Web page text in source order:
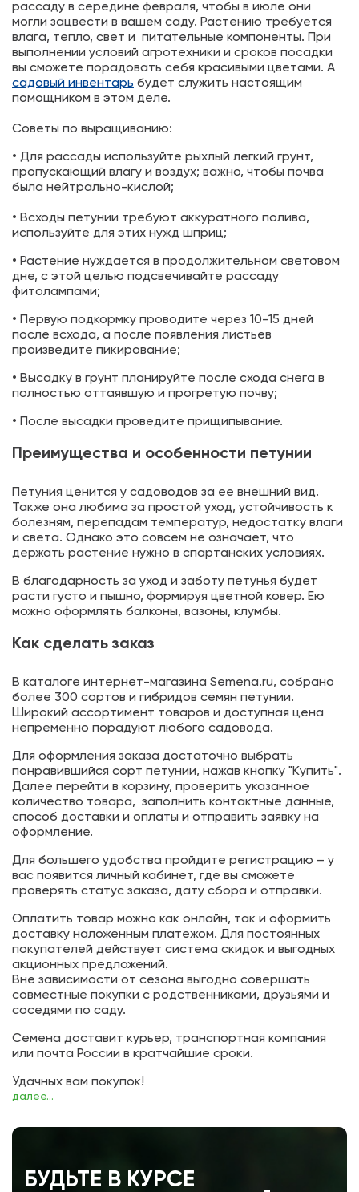
рассаду в середине февраля, чтобы в июле они
могли зацвести в вашем саду. Растению требуется
влага, тепло, свет и питательные компоненты. При
выполнении условий агротехники и сроков посадки
вы сможете порадовать себя красивыми цветами. А
садовый инвентарь будет служить настоящим
помощником в этом деле.
Советы по выращиванию:
• Для рассады используйте рыхлый легкий грунт,
пропускающий влагу и воздух; важно, чтобы почва
была нейтрально-кислой;
• Всходы петунии требуют аккуратного полива,
используйте для этих нужд шприц;
• Растение нуждается в продолжительном световом
дне, с этой целью подсвечивайте рассаду
фитолампами;
• Первую подкормку проводите через 10-15 дней
после всхода, а после появления листьев
произведите пикирование;
• Высадку в грунт планируйте после схода снега в
полностью оттаявшую и прогретую почву;
• После высадки проведите прищипывание.
Преимущества и особенности петунии
Петуния ценится у садоводов за ее внешний вид.
Также она любима за простой уход, устойчивость к
болезням, перепадам температур, недостатку влаги
и света. Однако это совсем не означает, что
держать растение нужно в спартанских условиях.
В благодарность за уход и заботу петунья будет
расти густо и пышно, формируя цветной ковер. Ею
можно оформлять балконы, вазоны, клумбы.
Как сделать заказ
В каталоге интернет-магазина Semena.ru, собрано
более 300 сортов и гибридов семян петунии.
Широкий ассортимент товаров и доступная цена
непременно порадуют любого садовода.
Для оформления заказа достаточно выбрать
понравившийся сорт петунии, нажав кнопку "Купить".
Далее перейти в корзину, проверить указанное
количество товара, заполнить контактные данные,
способ доставки и оплаты и отправить заявку на
оформление.
Для большего удобства пройдите регистрацию – у
вас появится личный кабинет, где вы сможете
проверять статус заказа, дату сбора и отправки.
Оплатить товар можно как онлайн, так и оформить
доставку наложенным платежом. Для постоянных
покупателей действует система скидок и выгодных
акционных предложений.
Вне зависимости от сезона выгодно совершать
совместные покупки с родственниками, друзьями и
соседями по саду.
Семена доставит курьер, транспортная компания
или почта России в кратчайшие сроки.
Удачных вам покупок!
далее...
БУДЬТЕ В КУРСЕ